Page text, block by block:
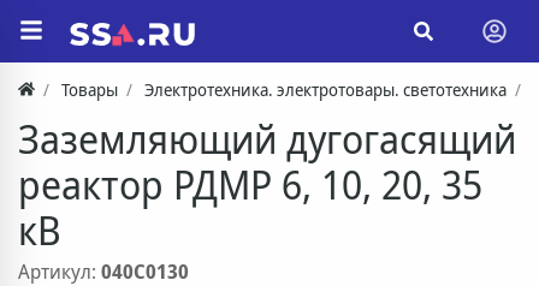
Товары Электротехника. электротовары. светотехника
Заземляющий дугогасящий
реактор РДМР 6, 10, 20, 35
кВ
Артикул: 040C0130